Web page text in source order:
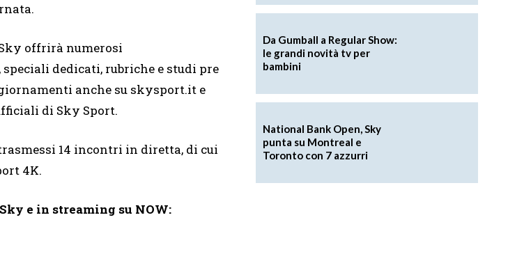
offrirà numerosi
dedicati, rubriche e studi pre
anche su skysport.it e
di Sky Sport.
14 incontri in diretta, di cui
4K.
e in streaming su NOW:
Da Gumball a Regular Show:
le grandi novità tv per
bambini
National Bank Open, Sky
punta su Montreal e
Toronto con 7 azzurri